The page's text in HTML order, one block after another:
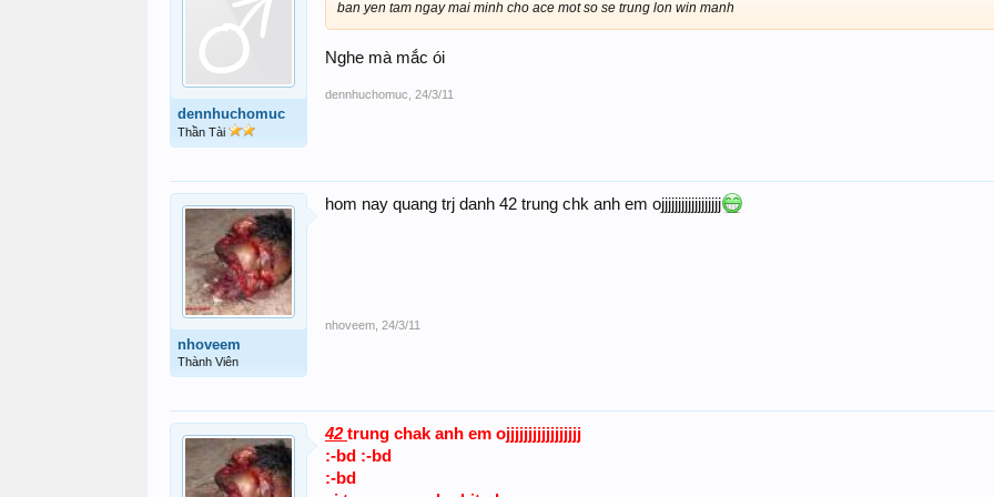
dennhuchomuc
Thần Tài
ban yen tam ngay mai minh cho ace mot so se trung lon win manh
Nghe mà mắc ói
dennhuchomuc 24/3/11
nhoveem
Thành Viên
hom nay quang trj danh 42 trung chk anh em ojjjjjjjjjjjjjjjjjj
nhoveem 24/3/11
42 trung chak anh em ojjjjjjjjjjjjjjjjj
:-bd :-bd
:-bd